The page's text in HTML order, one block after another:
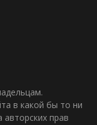
в какой бы то ни
прав